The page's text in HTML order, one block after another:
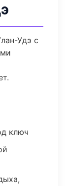
Удэ с
ключ